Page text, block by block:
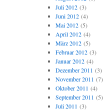
Juli 2012(3)
Juni 2012(4)
Mai 2012(5)
April 2012(4)
März 2012(5)
Februar 2012(3)
Januar 2012(4)
Dezember 2011 (3)
November 2011 (7)
Oktober 2011 (4)
September 2011 (5)
Juli 2011 (3)